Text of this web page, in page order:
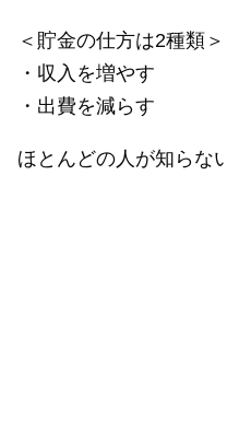
＜貯金の仕方は2種類＞
・収入を増やす
・出費を減らす
ほとんどの人が知らな